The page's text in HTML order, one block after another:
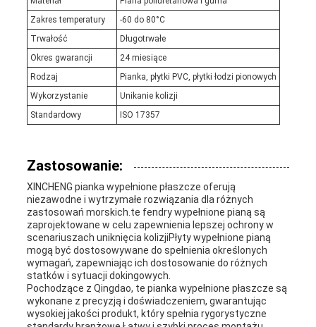
Zakres temperatury
-60 do 80°C
Trwałość
Długotrwałe
Okres gwarancji
24 miesiące
Rodzaj
Pianka, płytki PVC, płytki łodzi pionowych
Wykorzystanie
Unikanie kolizji
Standardowy
ISO 17357
Zastosowanie:
XINCHENG pianka wypełnione płaszcze oferują
niezawodne i wytrzymałe rozwiązania dla różnych
zastosowań morskich.te fendry wypełnione pianą są
zaprojektowane w celu zapewnienia lepszej ochrony w
scenariuszach uniknięcia kolizjiPłyty wypełnione pianą
mogą być dostosowywane do spełnienia określonych
wymagań, zapewniając ich dostosowanie do różnych
statków i sytuacji dokingowych.
Pochodzące z Qingdao, te pianka wypełnione płaszcze są
wykonane z precyzją i doświadczeniem, gwarantując
wysokiej jakości produkt, który spełnia rygorystyczne